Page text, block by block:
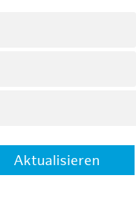
Aktualisieren